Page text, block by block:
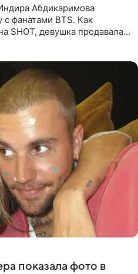
Абдикаримова
с фанатами BTS. Как
SHOT, девушка продавала
показала фото в